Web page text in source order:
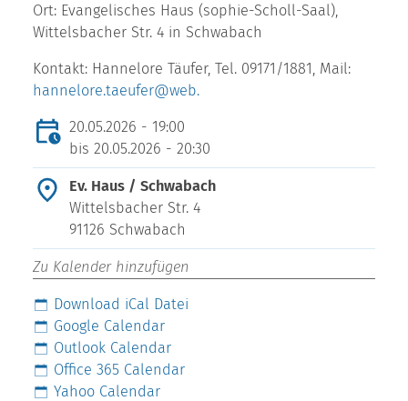
Ort: Evangelisches Haus (sophie-Scholl-Saal),
Wittelsbacher Str. 4 in Schwabach
Kontakt: Hannelore Täufer, Tel. 09171/1881, Mail:
hannelore.taeufer@web.
20.05.2026 - 19:00
bis 20.05.2026 - 20:30
Ev. Haus / Schwabach
Wittelsbacher Str. 4
91126 Schwabach
Zu Kalender hinzufügen
Download iCal Datei
Google Calendar
Outlook Calendar
Office 365 Calendar
Yahoo Calendar